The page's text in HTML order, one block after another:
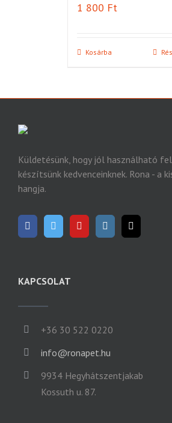
1 800 Ft
Kosárba
Küldetésünk, hogy jól használható
készítsünk kedvenceinknek. Rona - a
hangja.
KAPCSOLAT
+36 30 522 0220
info@ronapet.hu
9934 Hegyhátszentjakab
Kossuth u. 87.